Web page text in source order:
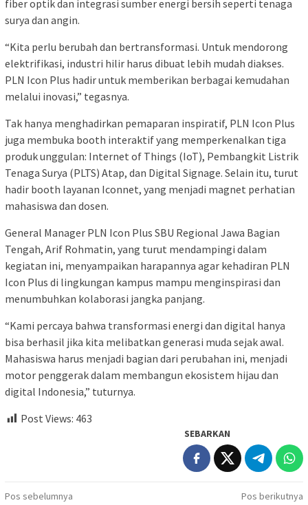
fiber optik dan integrasi sumber energi bersih seperti tenaga
surya dan angin.
“Kita perlu berubah dan bertransformasi. Untuk mendorong
elektrifikasi, industri hilir harus dibuat lebih mudah diakses.
PLN Icon Plus hadir untuk memberikan berbagai kemudahan
melalui inovasi,” tegasnya.
Tak hanya menghadirkan pemaparan inspiratif, PLN Icon Plus
juga membuka booth interaktif yang memperkenalkan tiga
produk unggulan: Internet of Things (IoT), Pembangkit Listrik
Tenaga Surya (PLTS) Atap, dan Digital Signage. Selain itu, turut
hadir booth layanan Iconnet, yang menjadi magnet perhatian
mahasiswa dan dosen.
General Manager PLN Icon Plus SBU Regional Jawa Bagian
Tengah, Arif Rohmatin, yang turut mendampingi dalam
kegiatan ini, menyampaikan harapannya agar kehadiran PLN
Icon Plus di lingkungan kampus mampu menginspirasi dan
menumbuhkan kolaborasi jangka panjang.
“Kami percaya bahwa transformasi energi dan digital hanya
bisa berhasil jika kita melibatkan generasi muda sejak awal.
Mahasiswa harus menjadi bagian dari perubahan ini, menjadi
motor penggerak dalam membangun ekosistem hijau dan
digital Indonesia,” tuturnya.
Post Views: 463
SEBARKAN
Navigasi
Pos sebelumnya
Pos berikutnya